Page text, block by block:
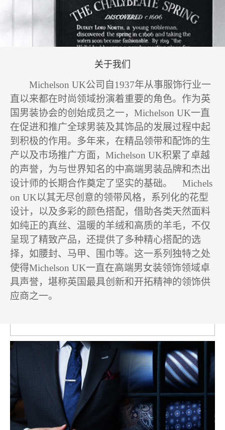
关于我们
Michelson UK公司自1937年从事服饰行业一
直以来都在时尚领域扮演着重要的角色。作为英
国男装协会的创始成员之一，Michelson UK一直
在促进和推广全球男装及其饰品的发展过程中起
到积极的作用。多年来，在精品领带和配饰的生
产以及市场推广方面，Michelson UK积累了卓越
的声誉，为与世界知名的中高端男装品牌和杰出
设计师的长期合作奠定了坚实的基础。
Michels
on UK以其无尽创意的领带风格，系列化的花型
设计，以及多彩的颜色搭配，借助各类天然面料
如纯正的真丝、温暖的羊绒和高质的羊毛，不仅
呈现了精致产品，还提供了多种精心搭配的选
择，如腰封、马甲、围巾等。这一系列独特之处
使得Michelson UK一直在高端男女装领饰领域卓
具声誉，堪称英国最具创新和开拓精神的领饰供
应商之一。
旗下品牌
大众系列
商务系列
高端系列